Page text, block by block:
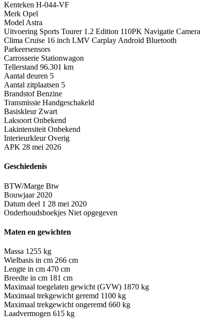
Kenteken H-044-VF
Merk Opel
Model Astra
Uitvoering Sports Tourer 1.2 Edition 110PK Navigatie Camera
Clima Cruise 16 inch LMV Carplay Android Bluetooth
Parkeersensors
Carrosserie Stationwagon
Tellerstand 96.301 km
Aantal deuren 5
Aantal zitplaatsen 5
Brandstof Benzine
Transmissie Handgeschakeld
Basiskleur Zwart
Laksoort Onbekend
Lakintensiteit Onbekend
Interieurkleur Overig
APK 28 mei 2026
Geschiedenis
BTW/Marge Btw
Bouwjaar 2020
Datum deel 1 28 mei 2020
Onderhoudsboekjes Niet opgegeven
Maten en gewichten
Massa 1255 kg
Wielbasis in cm 266 cm
Lengte in cm 470 cm
Breedte in cm 181 cm
Maximaal toegelaten gewicht (GVW) 1870 kg
Maximaal trekgewicht geremd 1100 kg
Maximaal trekgewicht ongeremd 660 kg
Laadvermogen 615 kg